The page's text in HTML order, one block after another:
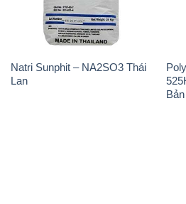
Natri Sunphit – NA2SO3 Thái
Lan